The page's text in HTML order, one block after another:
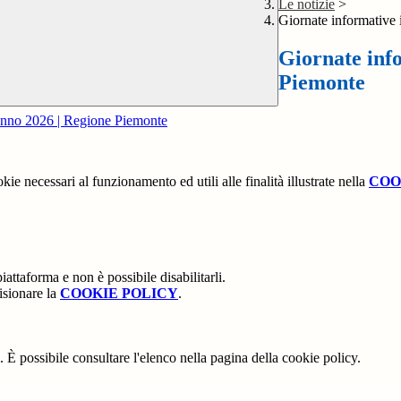
Le notizie >
Giornate informative
Giornate
Piemonte
2026 | Regione Piemonte
necessari al funzionamento ed utili alle finalità illustrate nella
e non è possibile disabilitarli.
la COOKIE POLICY.
possibile consultare l'elenco nella pagina della cookie policy.